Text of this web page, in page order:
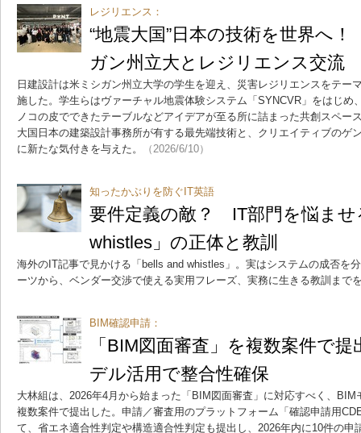
レジリエンス：
“地震大国”日本の技術を世界へ
ガン州立大とレジリエンス交流
日建設計は米ミシガン州立大学の学生を迎え、災害レジリエンスをテー
施した。学生らはヴァーチャル地震体験システム「SYNCVR」をはじめ
ノコの皮でできたテーブルなどアイデアが至る所に詰まった共創スペー
大国日本の建築設計事務所が有する最先端技術と、クリエイティブのゲ
に新たな気付きを与えた。
（2026/6/10）
知ったかぶりを防ぐIT英語
要件定義の敵？ IT部門を悩ませ
whistles」の正体と教訓
海外のIT記事で見かける「bells and whistles」。実はシステムの成否を
ーツから、ベンダー交渉で使える実用フレーズ、実務に生きる教訓まで
BIM確認申請：
「BIM図面審査」を複数案件で
デル活用で整合性確保
大林組は、2026年4月から始まった「BIM図面審査」に対応すべく、
複数案件で提出した。申請／審査用のプラットフォーム「確認申請用
て、省エネ適合性判定や構造適合性判定も提出し、2026年内に10件の申